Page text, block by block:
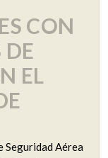
CON
DE
EL
Seguridad Aérea